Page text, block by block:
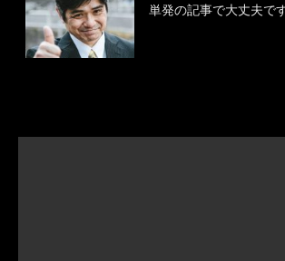
単発の記事で大丈夫で